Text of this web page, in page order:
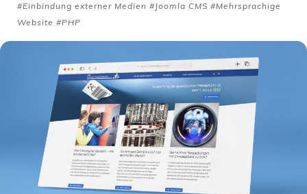
#Einbindung externer Medien #Joomla CMS #Mehrsprachige
Website #PHP